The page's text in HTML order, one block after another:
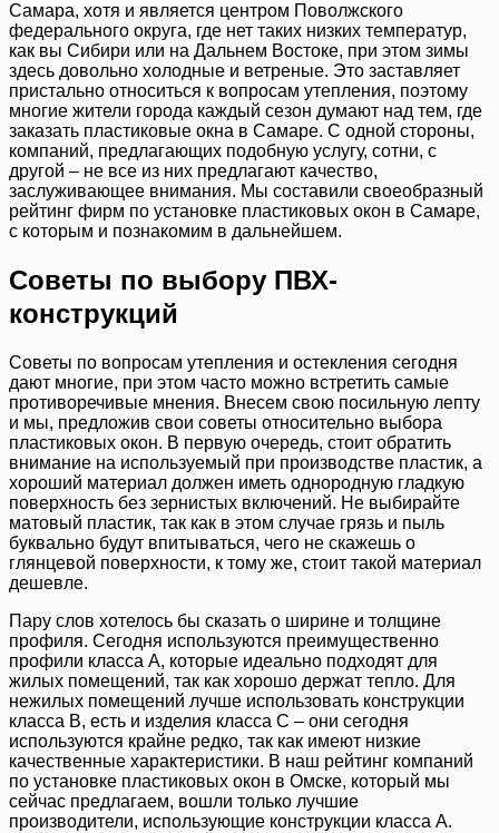
Самара, хотя и является центром Поволжского
федерального округа, где нет таких низких температур,
как вы Сибири или на Дальнем Востоке, при этом зимы
здесь довольно холодные и ветреные. Это заставляет
пристально относиться к вопросам утепления, поэтому
многие жители города каждый сезон думают над тем, где
заказать пластиковые окна в Самаре. С одной стороны,
компаний, предлагающих подобную услугу, сотни, с
другой – не все из них предлагают качество,
заслуживающее внимания. Мы составили своеобразный
рейтинг фирм по установке пластиковых окон в Самаре,
с которым и познакомим в дальнейшем.
Советы по выбору ПВХ-
конструкций
Советы по вопросам утепления и остекления сегодня
дают многие, при этом часто можно встретить самые
противоречивые мнения. Внесем свою посильную лепту
и мы, предложив свои советы относительно выбора
пластиковых окон. В первую очередь, стоит обратить
внимание на используемый при производстве пластик, а
хороший материал должен иметь однородную гладкую
поверхность без зернистых включений. Не выбирайте
матовый пластик, так как в этом случае грязь и пыль
буквально будут впитываться, чего не скажешь о
глянцевой поверхности, к тому же, стоит такой материал
дешевле.
Пару слов хотелось бы сказать о ширине и толщине
профиля. Сегодня используются преимущественно
профили класса A, которые идеально подходят для
жилых помещений, так как хорошо держат тепло. Для
нежилых помещений лучше использовать конструкции
класса B, есть и изделия класса C – они сегодня
используются крайне редко, так как имеют низкие
качественные характеристики. В наш рейтинг компаний
по установке пластиковых окон в Омске, который мы
сейчас предлагаем, вошли только лучшие
производители, использующие конструкции класса A.